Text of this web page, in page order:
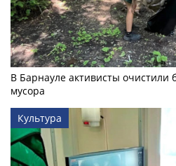
В Барнауле активисты очистили
мусора
Культура